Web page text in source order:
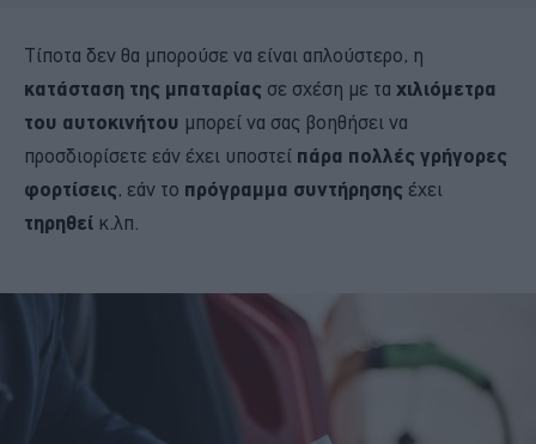
Τίποτα δεν θα μπορούσε να είναι απλούστερο, η
κατάσταση της μπαταρίας σε σχέση με τα χιλιόμετρα
του αυτοκινήτου μπορεί να σας βοηθήσει να
προσδιορίσετε εάν έχει υποστεί πάρα πολλές γρήγορες
φορτίσεις, εάν το πρόγραμμα συντήρησης έχει
τηρηθεί κ.λπ.